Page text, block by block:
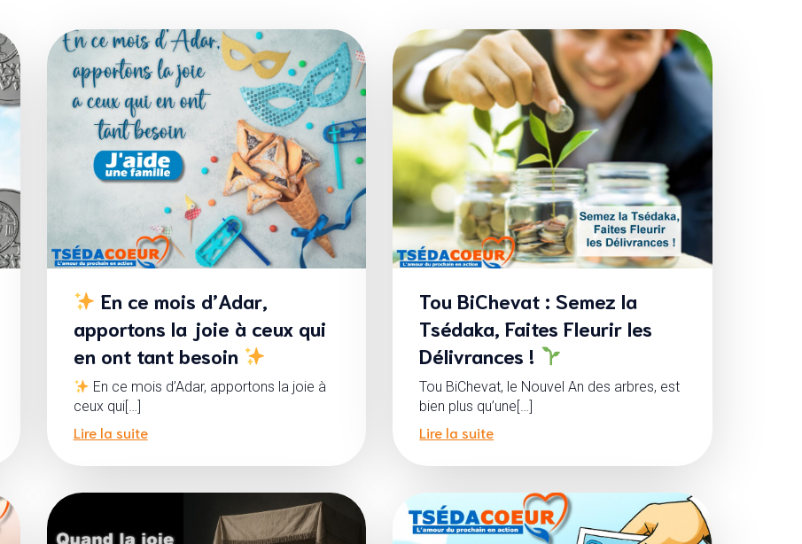
En ce mois d’Adar,
apportons la joie à ceux qui
en ont tant besoin
En ce mois d’Adar, apportons la joie à
ceux qui[…]
Lire la suite
Tou BiChevat : Semez la
Tsédaka, Faites Fleurir les
Délivrances !
Tou BiChevat, le Nouvel An des arbres, est
bien plus qu’une[…]
Lire la suite